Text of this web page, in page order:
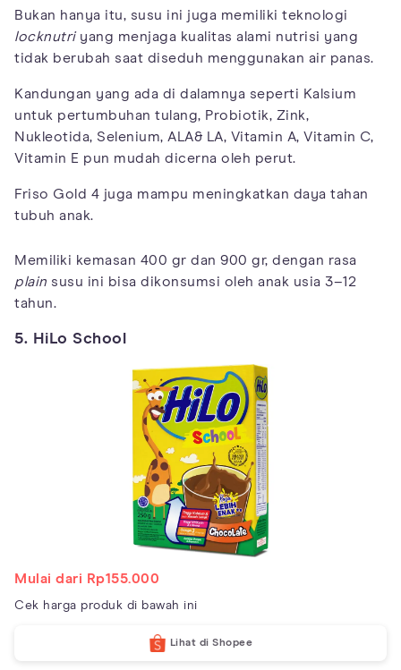
Bukan hanya itu, susu ini juga memiliki teknologi
locknutriyang menjaga kualitas alami nutrisi yang
tidak berubah saat diseduh menggunakan air panas.
Kandungan yang ada di dalamnya seperti Kalsium
untuk pertumbuhan tulang, Probiotik, Zink,
Nukleotida, Selenium, ALA& LA, Vitamin A, Vitamin C,
Vitamin E pun mudah dicerna oleh perut.
Friso Gold 4 juga mampu meningkatkan daya tahan
tubuh anak.
Memiliki kemasan 400 gr dan 900 gr, dengan rasa
plain susu ini bisa dikonsumsi oleh anak usia 3–12
tahun.
5. HiLo School
Mulai dari Rp155.000
Cek harga produk di bawah ini
Lihat di Shopee